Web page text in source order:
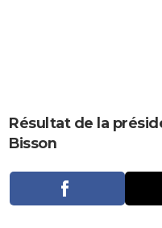
CARTE DE VOEUX
Carte de Noël
Carte Bonne année
Carte Saint-Valentin
Carte Pâques
Carte d'anniversaire
DICTIONNAIRE
Dictionnaire
Biographies
Expressions
Proverbes
PROGRAMME TV
Résultat de la
Bisson